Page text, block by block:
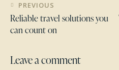
Post
navigation
PREVIOUS
Reliable travel solutions you
can count on
Leave a comment